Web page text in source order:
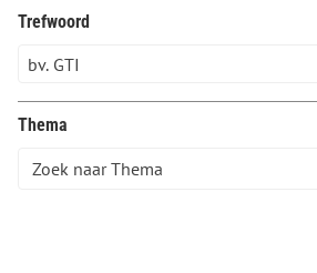
Trefwoord
Thema